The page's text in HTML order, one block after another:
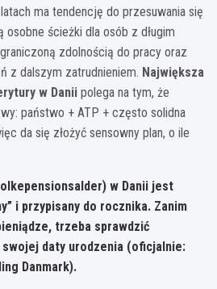
ma tendencję do przesuwania się
ścieżki dla osób z długim
zdolnością do pracy oraz
z dalszym zatrudnieniem. Największa
w Danii polega na tym, że
państwo + ATP + często solidna
da się złożyć sensowny plan, o ile
w Danii jest
i przypisany do rocznika. Zanim
trzeba sprawdzić
daty urodzenia (oficjalnie:
Danmark).